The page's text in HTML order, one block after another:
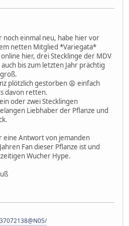
noch einmal neu, habe hier vor
netten Mitglied *Variegata*
hier, drei Stecklinge der MDV
bis zum letzten Jahr prächtig
plötzlich gestorben 😩 einfach
davon retten.
oder zwei Stecklingen
Liebhaber der Pflanze und
eine Antwort von jemanden
Fan dieser Pflanze ist und
Wucher Hype.